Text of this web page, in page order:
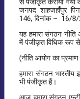
जनपद शाहजहाँपुर
146, दिनांक – 16/8/
यह हमारा संगठन
में पंजीकृत विधिक रूप
(नीति आयोग का
हमारा संगठन
भी पंजीकृत हैं।